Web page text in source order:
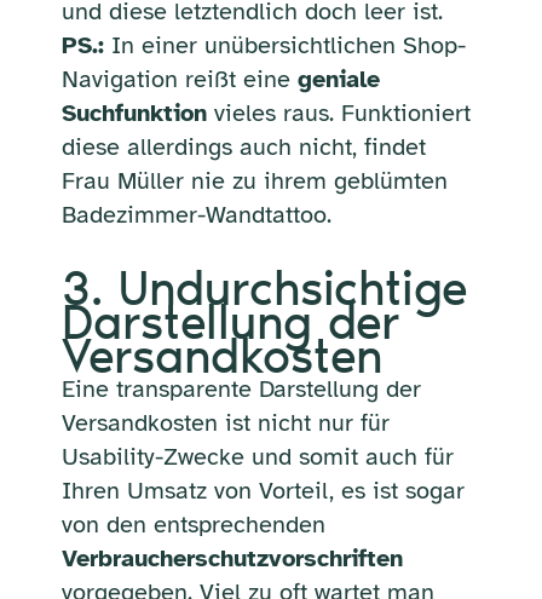
und diese letztendlich doch leer ist.
PS.:In einer unübersichtlichen Shop-
Navigation reißt eine geniale
Suchfunktionvieles raus. Funktioniert
diese allerdings auch nicht, findet
Frau Müller nie zu ihrem geblümten
Badezimmer-Wandtattoo.
3. Undurchsichtige
Darstellung der
Versandkosten
Eine transparente Darstellung der
Versandkosten ist nicht nur für
Usability-Zwecke und somit auch für
Ihren Umsatz von Vorteil, es ist sogar
von den entsprechenden
Verbraucherschutzvorschriften
vorgegeben. Viel zu oft wartet man